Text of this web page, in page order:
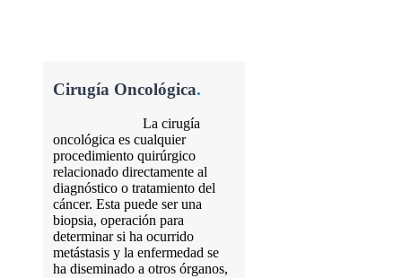
Cirugía Oncológica.
La cirugía
oncológica es cualquier
procedimiento quirúrgico
relacionado directamente al
diagnóstico o tratamiento del
cáncer. Esta puede ser una
biopsia, operación para
determinar si ha ocurrido
metástasis y la enfermedad se
ha diseminado a otros órganos,